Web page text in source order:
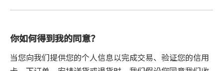
你如何得到我的同意？
当您向我们提供您的个人信息以完成交易、验证您的信用